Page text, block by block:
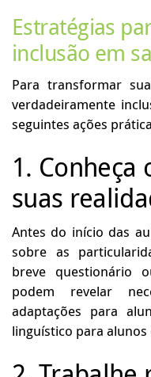
Estratégias
inclusão em
Para transformar
verdadeiramente
seguintes ações
1. Conheça
suas
Antes do início das
sobre as
breve questionário
podem revelar
adaptações para
linguístico para